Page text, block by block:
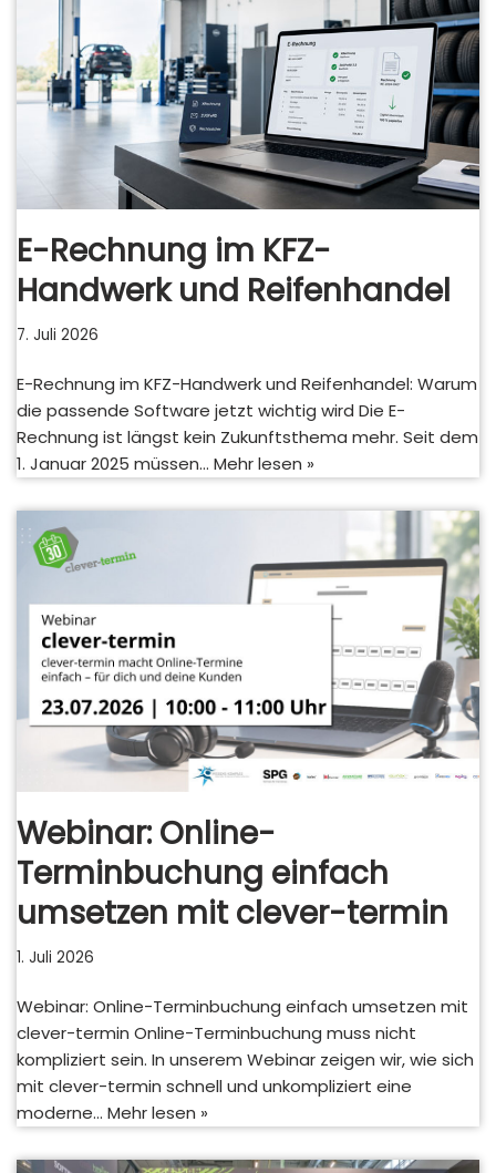
E-Rechnung im KFZ-
Handwerk und Reifenhandel
7. Juli 2026
E-Rechnung im KFZ-Handwerk und Reifenhandel: Warum
die passende Software jetzt wichtig wird Die E-
Rechnung ist längst kein Zukunftsthema mehr. Seit dem
1. Januar 2025 müssen… Mehr lesen »
Webinar: Online-
Terminbuchung einfach
umsetzen mit clever-termin
1. Juli 2026
Webinar: Online-Terminbuchung einfach umsetzen mit
clever-termin Online-Terminbuchung muss nicht
kompliziert sein. In unserem Webinar zeigen wir, wie sich
mit clever-termin schnell und unkompliziert eine
moderne… Mehr lesen »